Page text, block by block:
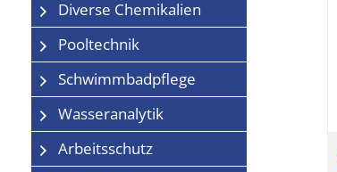
Diverse Chemikalien
Pooltechnik
Schwimmbadpflege
Wasseranalytik
Arbeitsschutz